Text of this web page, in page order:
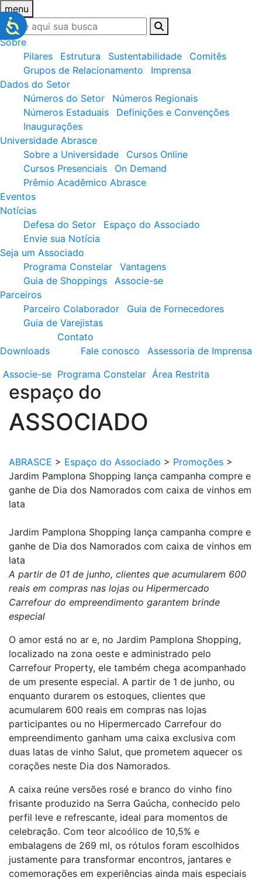
menu
Sobre
Pilares
Estrutura Sustentabilidade
Comitês
Grupos de Relacionamento
Imprensa
Dados do Setor
Números do Setor
Números Regionais
Números Estaduais
Definições e Convenções
Inaugurações
Universidade Abrasce
Sobre a Universidade
Cursos Online
Cursos Presenciais
On Demand
Prêmio Acadêmico Abrasce
Eventos
Notícias
Defesa do Setor
Espaço do Associado
Envie sua Notícia
Seja um Associado
Programa Constelar
Vantagens
Guia de Shoppings
Associe-se
Parceiros
Parceiro Colaborador
Guia de Fornecedores
Guia de Varejistas
Downloads
Contato
Fale conosco
Assessoria de Imprensa
Associe-se Programa Constelar Área Restrita
espaço do
ASSOCIADO
ABRASCE > Espaço do Associado > Promoções >
Jardim Pamplona Shopping lança campanha compre e
ganhe de Dia dos Namorados com caixa de vinhos em
lata
Jardim Pamplona Shopping lança campanha compre e
ganhe de Dia dos Namorados com caixa de vinhos em
lata
A partir de 01 de junho, clientes que acumularem 600
reais em compras nas lojas ou Hipermercado
Carrefour do empreendimento garantem brinde
especial
O amor está no ar e, no Jardim Pamplona Shopping,
localizado na zona oeste e administrado pelo
Carrefour Property, ele também chega acompanhado
de um presente especial. A partir de 1 de junho, ou
enquanto durarem os estoques, clientes que
acumularem 600 reais em compras nas lojas
participantes ou no Hipermercado Carrefour do
empreendimento ganham uma caixa exclusiva com
duas latas de vinho Salut, que prometem aquecer os
corações neste Dia dos Namorados.
A caixa reúne versões rosé e branco do vinho fino
frisante produzido na Serra Gaúcha, conhecido pelo
perfil leve e refrescante, ideal para momentos de
celebração. Com teor alcoólico de 10,5% e
embalagens de 269 ml, os rótulos foram escolhidos
justamente para transformar encontros, jantares e
comemorações em experiências ainda mais especiais